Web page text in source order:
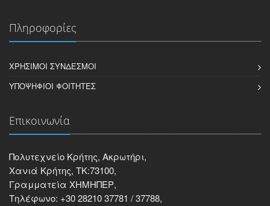
Πληροφορίες
ΧΡΉΣΙΜΟΙ ΣΎΝΔΕΣΜΟΙ
ΥΠΟΨΉΦΙΟΙ ΦΟΙΤΗΤΈΣ
Επικοινωνία
Πολυτεχνείο Κρήτης, Ακρωτήρι,
Χανιά Κρήτης, ΤΚ:73100,
Γραμματεία ΧΗΜΗΠΕΡ,
Τηλέφωνο: +30 28210 37781 / 37788,